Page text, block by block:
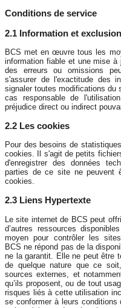
Conditions de service
2.1 Information et exclusion
BCS met en œuvre tous les
information fiable et une mise à
des erreurs ou omissions
s'assurer de l'exactitude des
signaler toutes modifications du
cas responsable de
préjudice direct ou indirect
2.2 Les cookies
Pour des besoins de
cookies. Il s'agit de petits
d'enregistrer des données
parties de ce site ne peuvent
cookies.
2.3 Liens Hypertexte
Le site internet de BCS peut
d’autres ressources
moyen pour contrôler les
BCS ne répond pas de la
ne la garantit. Elle ne peut être
de quelque nature que ce
sources externes, et
qu’ils proposent, ou de tout
risques liés à cette utilisation
se conformer à leurs